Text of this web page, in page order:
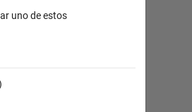
uno de estos